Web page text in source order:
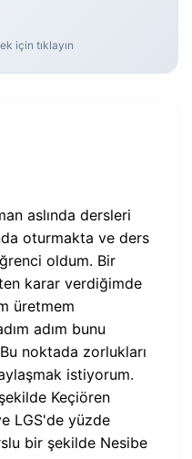
için tıklayın
aslında dersleri
oturmakta ve ders
oldum. Bir
karar verdiğimde
üretmem
adım bunu
Bu noktada zorlukları
istiyorum.
Keçiören
LGS'de yüzde
bir şekilde Nesibe